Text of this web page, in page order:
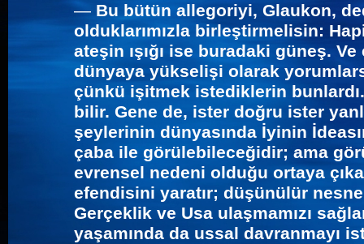
— Bu bütün allegoriyi, Glaukon,
olduklarımızla birleştirmelisin:
ateşin ışığı ise buradaki güneş.
dünyaya yükselişi olarak
çünkü işitmek istediklerin bunlardı.
bilir. Gene de, ister doğru ister
şeylerinin dünyasında İyinin
çaba ile görülebileceğidir; ama
evrensel nedeni olduğu ortaya
efendisini yaratır; düşünülür
Gerçeklik ve Usa ulaşmamızı
yaşamında da ussal davranmayı